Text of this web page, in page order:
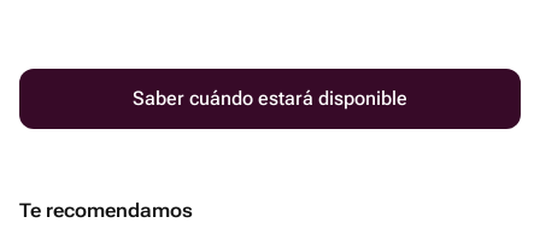
Saber cuándo estará disponible
Te recomendamos